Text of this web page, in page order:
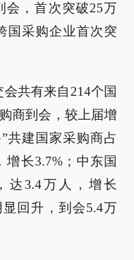
会，首次突破25万
国采购企业首次突
共有来自214个国
商到会，较上届增
共建国家采购商占
增长3.7%；中东国
达3.4万人，增长
回升，到会5.4万